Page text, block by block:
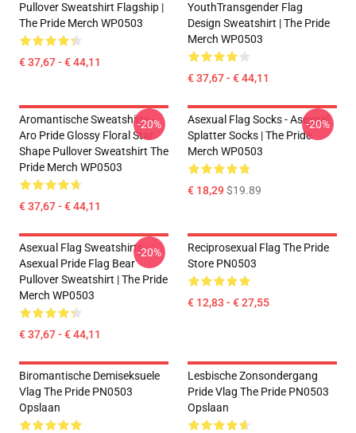
Pullover Sweatshirt Flagship |
The Pride Merch WP0503
€ 37,67 - € 44,11
YouthTransgender Flag
Design Sweatshirt | The Pride
Merch WP0503
€ 37,67 - € 44,11
Aromantische Sweatshirts -
Aro Pride Glossy Floral Star
Shape Pullover Sweatshirt The
Pride Merch WP0503
€ 37,67 - € 44,11
-20%
Asexual Flag Socks - Asexual
Splatter Socks | The Pride
Merch WP0503
€ 18,29$19.89
-20%
Asexual Flag Sweatshirts -
Asexual Pride Flag Bear
Pullover Sweatshirt | The Pride
Merch WP0503
€ 37,67 - € 44,11
-20%
Reciprosexual Flag The Pride
Store PN0503
€ 12,83 - € 27,55
Biromantische Demiseksuele
Vlag The Pride PN0503
Opslaan
Lesbische Zonsondergang
Pride Vlag The Pride PN0503
Opslaan